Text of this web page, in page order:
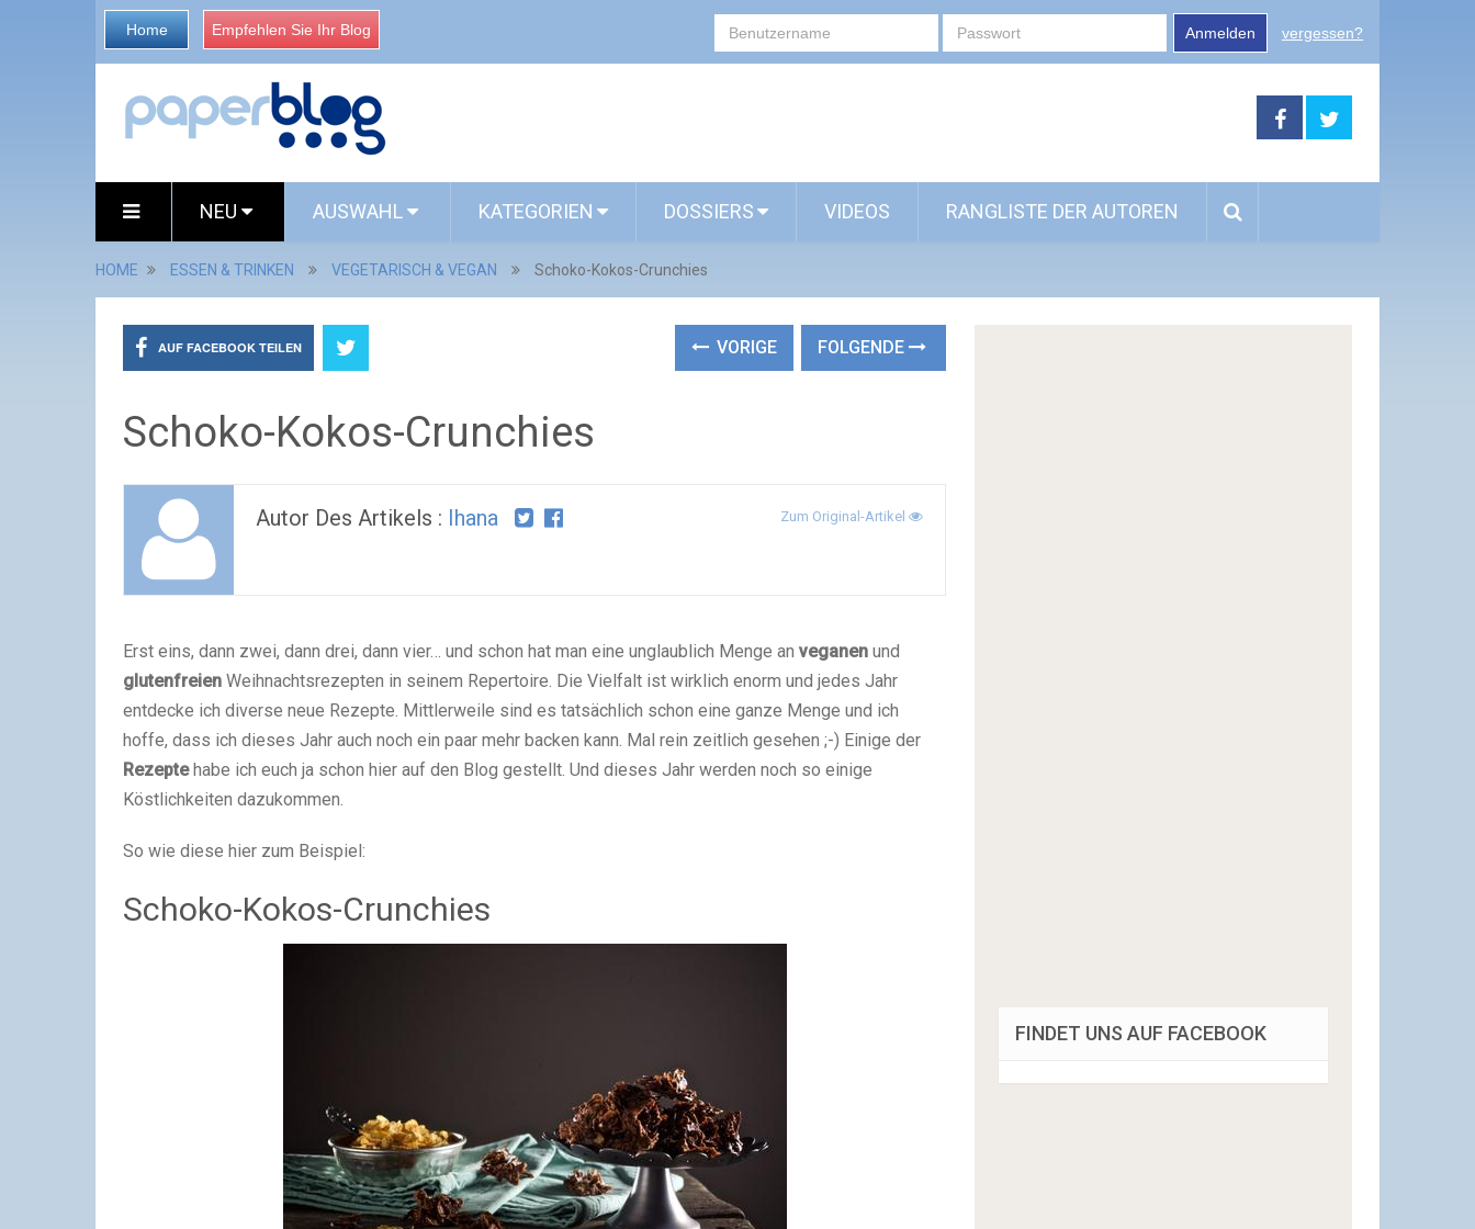
Home Empfehlen Sie Ihr Blog Anmelden vergessen?
NEU AUSWAHL KATEGORIEN DOSSIERS VIDEOS RANGLISTE DER AUTOREN
HOME ESSEN & TRINKEN VEGETARISCH & VEGAN Schoko-Kokos-Crunchies
AUF FACEBOOK TEILEN VORIGE FOLGENDE
Schoko-Kokos-Crunchies
Autor Des Artikels : Ihana Zum Original-Artikel
Erst eins, dann zwei, dann drei, dann vier… und schon hat man eine unglaublich Menge an veganen und
glutenfreien Weihnachtsrezepten in seinem Repertoire. Die Vielfalt ist wirklich enorm und jedes Jahr
entdecke ich diverse neue Rezepte. Mittlerweile sind es tatsächlich schon eine ganze Menge und ich
hoffe, dass ich dieses Jahr auch noch ein paar mehr backen kann. Mal rein zeitlich gesehen ;-) Einige der
Rezeptehabe ich euch ja schon hier auf den Blog gestellt. Und dieses Jahr werden noch so einige
Köstlichkeiten dazukommen.
So wie diese hier zum Beispiel:
Schoko-Kokos-Crunchies
FINDET UNS AUF FACEBOOK